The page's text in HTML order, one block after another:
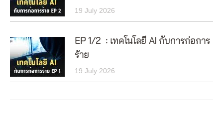
19 July 2026
EP 1/2 : เทคโนโลยี AI กับการก่อการ
ร้าย
19 July 2026